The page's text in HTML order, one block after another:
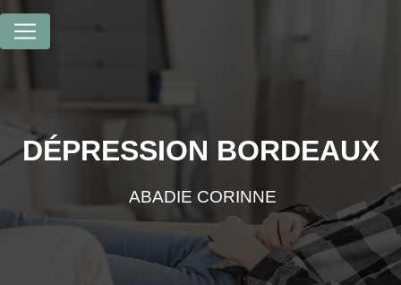
DÉPRESSION BORDEAUX
ABADIE CORINNE
Panneau de gestion des cookies